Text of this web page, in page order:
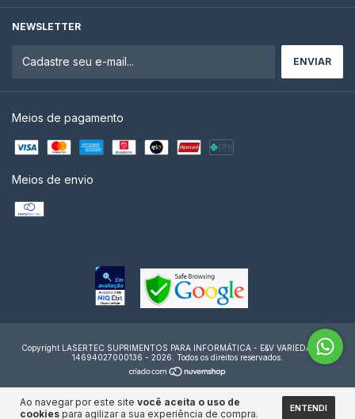
Ao navegar por este site você aceita o uso de
cookies para agilizar a sua experiência de compra. ENTENDI
NEWSLETTER
Meios de pagamento
Meios de envio
Copyright LASERTEC SUPRIMENTOS PARA INFORMÁTICA - E&V VARIEDADES -
14694027000136 - 2026. Todos os direitos reservados.